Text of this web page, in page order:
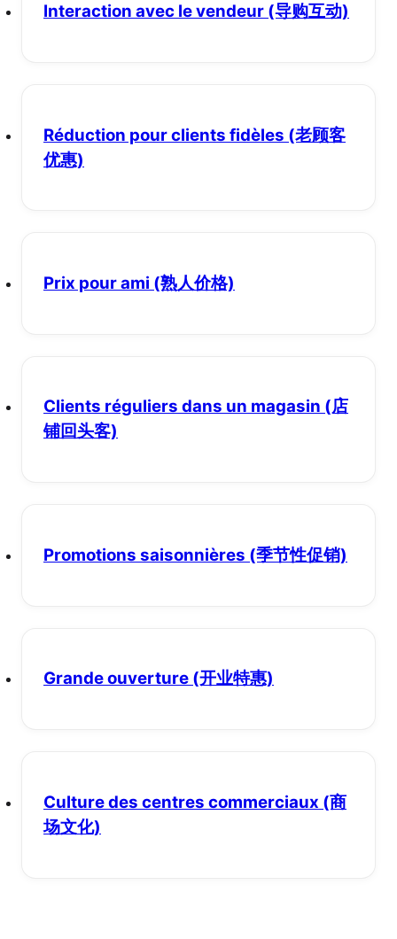
Interaction avec le vendeur (导购互动)
Réduction pour clients fidèles (老顾客
优惠)
Prix pour ami (熟人价格)
Clients réguliers dans un magasin (店
铺回头客)
Promotions saisonnières (季节性促销)
Grande ouverture (开业特惠)
Culture des centres commerciaux (商
场文化)